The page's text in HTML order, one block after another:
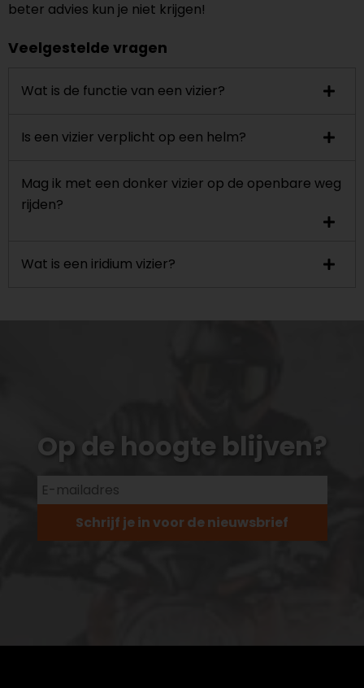
beter advies kun je niet krijgen!
Veelgestelde vragen
Wat is de functie van een vizier?
Is een vizier verplicht op een helm?
Mag ik met een donker vizier op de openbare weg
rijden?
Wat is een iridium vizier?
Op de hoogte blijven?
Schrijf je in voor de nieuwsbrief